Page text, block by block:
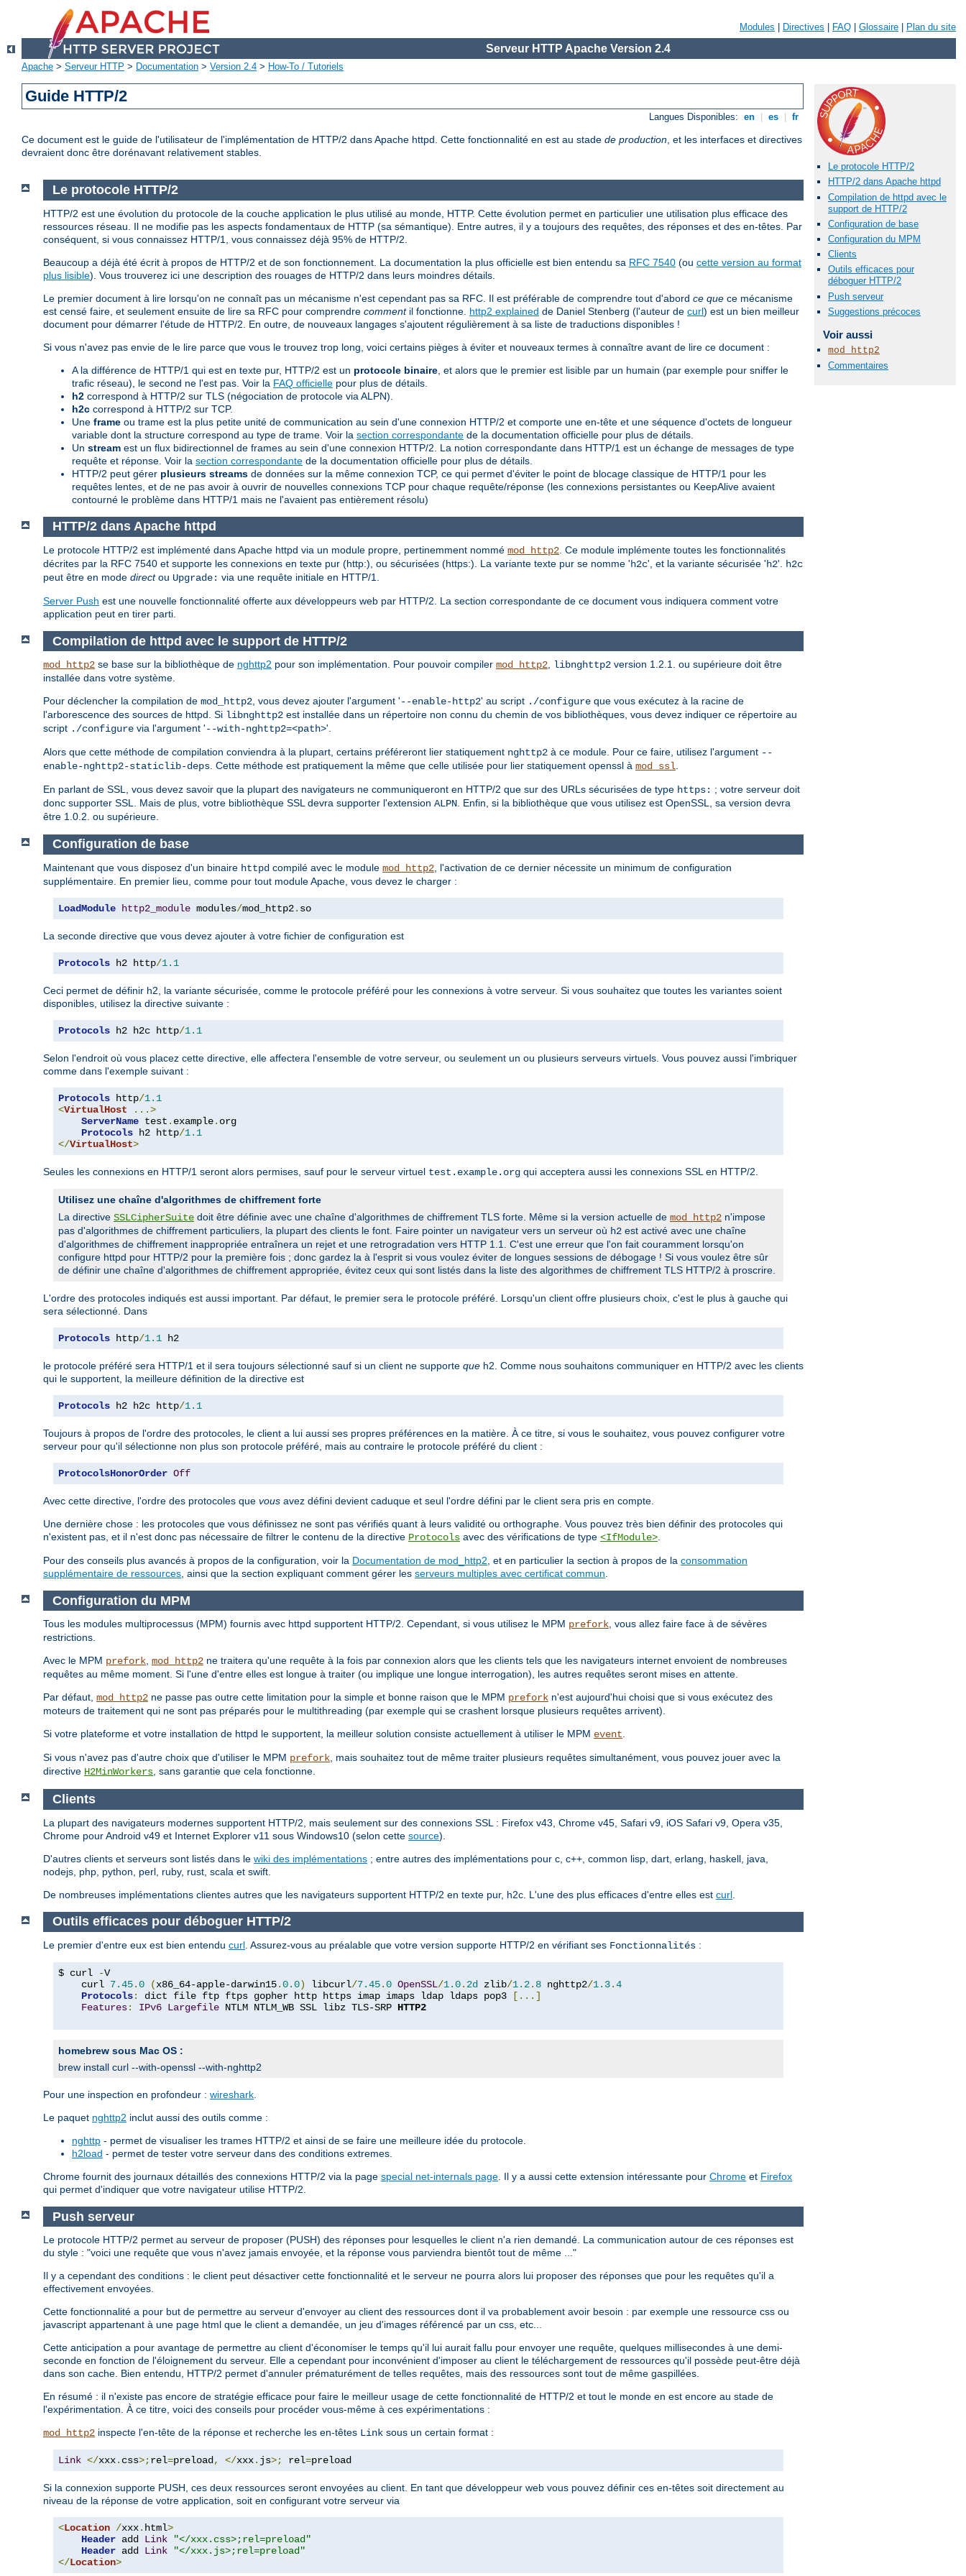
Modules Directives FAQ Glossaire Plan du site
Serveur HTTP Apache Version 2.4
Apache > Serveur HTTP > Documentation > Version 2.4 > How-To / Tutoriels
Guide HTTP/2
Langues Disponibles: en es fr
Ce document est le guide de l'utilisateur de l'implémentation de HTTP/2 dans Apache httpd. Cette fonctionnalité en est au stade de production, et les interfaces et directives
devraient donc être dorénavant relativement stables.
Le protocole HTTP/2
HTTP/2 dans Apache httpd
Compilation de httpd avec le
support de HTTP/2
Configuration de base
Configuration du MPM
Clients
Outils efficaces pour
déboguer HTTP/2
Push serveur
Suggestions précoces
Voir aussi
mod_http2
Commentaires
Le protocole HTTP/2
HTTP/2 est une évolution du protocole de la couche application le plus utilisé au monde, HTTP. Cette évolution permet en particulier une utilisation plus efficace des
ressources réseau. Il ne modifie pas les aspects fondamentaux de HTTP (sa sémantique). Entre autres, il y a toujours des requêtes, des réponses et des en-têtes. Par
conséquent, si vous connaissez HTTP/1, vous connaissez déjà 95% de HTTP/2.
Beaucoup a déjà été écrit à propos de HTTP/2 et de son fonctionnement. La documentation la plus officielle est bien entendu sa RFC 7540 (ou cette version au format
plus lisible). Vous trouverez ici une description des rouages de HTTP/2 dans leurs moindres détails.
Le premier document à lire lorsqu'on ne connaît pas un mécanisme n'est cependant pas sa RFC. Il est préférable de comprendre tout d'abord ce que ce mécanisme
est censé faire, et seulement ensuite de lire sa RFC pour comprendre commentil fonctionne. http2 explained de Daniel Stenberg (l'auteur de curl) est un bien meilleur
document pour démarrer l'étude de HTTP/2. En outre, de nouveaux langages s'ajoutent régulièrement à sa liste de traductions disponibles !
Si vous n'avez pas envie de le lire parce que vous le trouvez trop long, voici certains pièges à éviter et nouveaux termes à connaître avant de lire ce document :
A la différence de HTTP/1 qui est en texte pur, HTTP/2 est un protocole binaire , et alors que le premier est lisible par un humain (par exemple pour sniffer le
trafic réseau), le second ne l'est pas. Voir la FAQ officielle pour plus de détails.
h2 correspond à HTTP/2 sur TLS (négociation de protocole via ALPN).
h2c correspond à HTTP/2 sur TCP.
Une frame ou trame est la plus petite unité de communication au sein d'une connexion HTTP/2 et comporte une en-tête et une séquence d'octets de longueur
variable dont la structure correspond au type de trame. Voir la section correspondante de la documentation officielle pour plus de détails.
Un stream est un flux bidirectionnel de frames au sein d'une connexion HTTP/2. La notion correspondante dans HTTP/1 est un échange de messages de type
requête et réponse. Voir la section correspondante de la documentation officielle pour plus de détails.
HTTP/2 peut gérer plusieurs streams de données sur la même connexion TCP, ce qui permet d'éviter le point de blocage classique de HTTP/1 pour les
requêtes lentes, et de ne pas avoir à ouvrir de nouvelles connexions TCP pour chaque requête/réponse (les connexions persistantes ou KeepAlive avaient
contourné le problème dans HTTP/1 mais ne l'avaient pas entièrement résolu)
HTTP/2 dans Apache httpd
Le protocole HTTP/2 est implémenté dans Apache httpd via un module propre, pertinemment nommé mod_http2 . Ce module implémente toutes les fonctionnalités
décrites par la RFC 7540 et supporte les connexions en texte pur (http:), ou sécurisées (https:). La variante texte pur se nomme 'h2c', et la variante sécurisée 'h2'.
h2c
peut être en mode directou Upgrade: via une requête initiale en HTTP/1.
Server Push est une nouvelle fonctionnalité offerte aux développeurs web par HTTP/2. La section correspondante de ce document vous indiquera comment votre
application peut en tirer parti.
Compilation de httpd avec le support de HTTP/2
mod_http2 se base sur la bibliothèque de nghttp2 pour son implémentation. Pour pouvoir compiler mod_http2, libnghttp2 version 1.2.1. ou supérieure doit être
installée dans votre système.
Pour déclencher la compilation de mod_http2, vous devez ajouter l'argument '--enable-http2' au script ./configure que vous exécutez à la racine de
l'arborescence des sources de httpd. Si libnghttp2 est installée dans un répertoire non connu du chemin de vos bibliothèques, vous devez indiquer ce répertoire au
script ./configure via l'argument '--with-nghttp2=<path>'.
Alors que cette méthode de compilation conviendra à la plupart, certains préféreront lier statiquement nghttp2 à ce module. Pour ce faire, utilisez l'argument --
enable-nghttp2-staticlib-deps. Cette méthode est pratiquement la même que celle utilisée pour lier statiquement openssl à mod_ssl.
En parlant de SSL, vous devez savoir que la plupart des navigateurs ne communiqueront en HTTP/2 que sur des URLs sécurisées de type https: ; votre serveur doit
donc supporter SSL. Mais de plus, votre bibliothèque SSL devra supporter l'extension ALPN. Enfin, si la bibliothèque que vous utilisez est OpenSSL, sa version devra
être 1.0.2. ou supérieure.
Configuration de base
Maintenant que vous disposez d'un binaire httpd compilé avec le module mod_http2 , l'activation de ce dernier nécessite un minimum de configuration
supplémentaire. En premier lieu, comme pour tout module Apache, vous devez le charger :
LoadModule http2_module modules/mod_http2. so
La seconde directive que vous devez ajouter à votre fichier de configuration est
Protocols h2 http/1.1
Ceci permet de définir h2, la variante sécurisée, comme le protocole préféré pour les connexions à votre serveur. Si vous souhaitez que toutes les variantes soient
disponibles, utilisez la directive suivante :
Protocols h2 h2c http/1.1
Selon l'endroit où vous placez cette directive, elle affectera l'ensemble de votre serveur, ou seulement un ou plusieurs serveurs virtuels. Vous pouvez aussi l'imbriquer
comme dans l'exemple suivant :
Protocols http/1.1
<VirtualHost
...>
ServerName test . example. org
Protocols h2 http/1.1
</VirtualHost>
Seules les connexions en HTTP/1 seront alors permises, sauf pour le serveur virtuel test.example.org qui acceptera aussi les connexions SSL en HTTP/2.
Utilisez une chaîne d'algorithmes de chiffrement forte
La directive SSLCipherSuite doit être définie avec une chaîne d'algorithmes de chiffrement TLS forte. Même si la version actuelle de mod_http2 n'impose
pas d'algorithmes de chiffrement particuliers, la plupart des clients le font. Faire pointer un navigateur vers un serveur où h2 est activé avec une chaîne
d'algorithmes de chiffrement inappropriée entraînera un rejet et une retrogradation vers HTTP 1.1. C'est une erreur que l'on fait couramment lorsqu'on
configure httpd pour HTTP/2 pour la première fois ; donc gardez la à l'esprit si vous voulez éviter de longues sessions de débogage ! Si vous voulez être sûr
de définir une chaîne d'algorithmes de chiffrement appropriée, évitez ceux qui sont listés dans la liste des algorithmes de chiffrement TLS HTTP/2 à proscrire.
L'ordre des protocoles indiqués est aussi important. Par défaut, le premier sera le protocole préféré. Lorsqu'un client offre plusieurs choix, c'est le plus à gauche qui
sera sélectionné. Dans
Protocols http/1.1 h2
le protocole préféré sera HTTP/1 et il sera toujours sélectionné sauf si un client ne supporte que h2. Comme nous souhaitons communiquer en HTTP/2 avec les clients
qui le supportent, la meilleure définition de la directive est
Protocols h2 h2c http/1.1
Toujours à propos de l'ordre des protocoles, le client a lui aussi ses propres préférences en la matière. À ce titre, si vous le souhaitez, vous pouvez configurer votre
serveur pour qu'il sélectionne non plus son protocole préféré, mais au contraire le protocole préféré du client :
ProtocolsHonorOrder Off
Avec cette directive, l'ordre des protocoles que vous avez défini devient caduque et seul l'ordre défini par le client sera pris en compte.
Une dernière chose : les protocoles que vous définissez ne sont pas vérifiés quant à leurs validité ou orthographe. Vous pouvez très bien définir des protocoles qui
n'existent pas, et il n'est donc pas nécessaire de filtrer le contenu de la directive Protocols avec des vérifications de type <IfModule>
Pour des conseils plus avancés à propos de la configuration, voir la Documentation de mod_http2 , et en particulier la section à propos de la consommation
supplémentaire de ressources , ainsi que la section expliquant comment gérer les serveurs multiples avec certificat commun
Configuration du MPM
Tous les modules multiprocessus (MPM) fournis avec httpd supportent HTTP/2. Cependant, si vous utilisez le MPM prefork, vous allez faire face à de sévères
restrictions.
Avec le MPM prefork, mod_http2 ne traitera qu'une requête à la fois par connexion alors que les clients tels que les navigateurs internet envoient de nombreuses
requêtes au même moment. Si l'une d'entre elles est longue à traiter (ou implique une longue interrogation), les autres requêtes seront mises en attente.
Par défaut, mod_http2 ne passe pas outre cette limitation pour la simple et bonne raison que le MPM prefork n'est aujourd'hui choisi que si vous exécutez des
moteurs de traitement qui ne sont pas préparés pour le multithreading (par exemple qui se crashent lorsque plusieurs requêtes arrivent).
Si votre plateforme et votre installation de httpd le supportent, la meilleur solution consiste actuellement à utiliser le MPM event.
Si vous n'avez pas d'autre choix que d'utiliser le MPM prefork, mais souhaitez tout de même traiter plusieurs requêtes simultanément, vous pouvez jouer avec la
directive H2MinWorkers, sans garantie que cela fonctionne.
Clients
La plupart des navigateurs modernes supportent HTTP/2, mais seulement sur des connexions SSL : Firefox v43, Chrome v45, Safari v9, iOS Safari v9, Opera v35,
Chrome pour Android v49 et Internet Explorer v11 sous Windows10 (selon cette source).
D'autres clients et serveurs sont listés dans le wiki des implémentations ; entre autres des implémentations pour c, c++, common lisp, dart, erlang, haskell, java,
nodejs, php, python, perl, ruby, rust, scala et swift.
De nombreuses implémentations clientes autres que les navigateurs supportent HTTP/2 en texte pur, h2c. L'une des plus efficaces d'entre elles est curl
Outils efficaces pour déboguer HTTP/2
Le premier d'entre eux est bien entendu curl . Assurez-vous au préalable que votre version supporte HTTP/2 en vérifiant ses Fonctionnalités :
$ curl -V
    curl
7.45.0 (x86_64-apple-darwin15.0.0) libcurl/7.45.0 OpenSSL/1.0. 2d zlib/1.2. 8 nghttp2/1.3.4
Protocols: dict file ftp ftps gopher http https imap imaps ldap ldaps pop3
[...]
Features: IPv6 Largefile NTLM NTLM_WB SSL libz TLS-SRP HTTP2
homebrew sous Mac OS :
brew install curl --with-openssl --with-nghttp2
Pour une inspection en profondeur : wireshark
Le paquet nghttp2 inclut aussi des outils comme :
nghttp - permet de visualiser les trames HTTP/2 et ainsi de se faire une meilleure idée du protocole.
h2load - permet de tester votre serveur dans des conditions extremes.
Chrome fournit des journaux détaillés des connexions HTTP/2 via la page special net-internals page . Il y a aussi cette extension intéressante pour Chrome et Firefox
qui permet d'indiquer que votre navigateur utilise HTTP/2.
Push serveur
Le protocole HTTP/2 permet au serveur de proposer (PUSH) des réponses pour lesquelles le client n'a rien demandé. La communication autour de ces réponses est
du style : "voici une requête que vous n'avez jamais envoyée, et la réponse vous parviendra bientôt tout de même ..."
Il y a cependant des conditions : le client peut désactiver cette fonctionnalité et le serveur ne pourra alors lui proposer des réponses que pour les requêtes qu'il a
effectivement envoyées.
Cette fonctionnalité a pour but de permettre au serveur d'envoyer au client des ressources dont il va probablement avoir besoin : par exemple une ressource css ou
javascript appartenant à une page html que le client a demandée, un jeu d'images référencé par un css, etc...
Cette anticipation a pour avantage de permettre au client d'économiser le temps qu'il lui aurait fallu pour envoyer une requête, quelques millisecondes à une demi-
seconde en fonction de l'éloignement du serveur. Elle a cependant pour inconvénient d'imposer au client le téléchargement de ressources qu'il possède peut-être déjà
dans son cache. Bien entendu, HTTP/2 permet d'annuler prématurément de telles requêtes, mais des ressources sont tout de même gaspillées.
En résumé : il n'existe pas encore de stratégie efficace pour faire le meilleur usage de cette fonctionnalité de HTTP/2 et tout le monde en est encore au stade de
l'expérimentation. À ce titre, voici des conseils pour procéder vous-même à ces expérimentations :
mod_http2 inspecte l'en-tête de la réponse et recherche les en-têtes Link sous un certain format :
Link </xxx. css>;rel=preload, </xxx. js>; rel=preload
Si la connexion supporte PUSH, ces deux ressources seront envoyées au client. En tant que développeur web vous pouvez définir ces en-têtes soit directement au
niveau de la réponse de votre application, soit en configurant votre serveur via
<Location /xxx. html>
Header add Link
"</xxx.css>;rel=preload"
Header add Link
"</xxx.js>;rel=preload"
</Location>